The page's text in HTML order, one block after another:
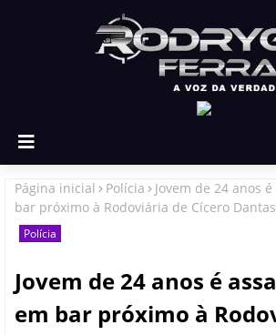
Página inicial Polícia
Jovem de 24 anos
bar próximo à Rodoviária de Cícero Dantas
Polícia
Jovem de 24 anos é
em bar próximo à